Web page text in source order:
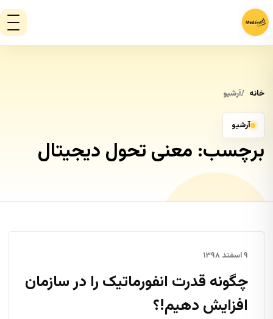
خانه آرشیو
آرشیو
برچسب: معنی تحول دیجیتال
۹ اسفند ۱۳۹۸
چگونه قدرت انفورماتیک را در سازمان
افزایش دهیم!؟